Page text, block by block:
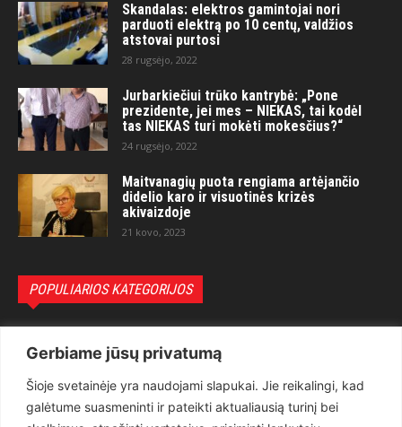
Gerbiame jūsų privatumą
Šioje svetainėje yra naudojami slapukai. Jie reikalingi, kad
galėtume suasmeninti ir pateikti aktualiausią turinį bei
Skandalas: elektros gamintojai nori
parduoti elektrą po 10 centų, valdžios
atstovai purtosi
28 rugsėjo, 2022
Jurbarkiečiui trūko kantrybė: „Pone
prezidente, jei mes – NIEKAS, tai kodėl
tas NIEKAS turi mokėti mokesčius?“
24 rugsėjo, 2022
Maitvanagių puota rengiama artėjančio
didelio karo ir visuotinės krizės
akivaizdoje
21 kovo, 2023
POPULIARIOS KATEGORIJOS
Teisėsauga
1497
Aktualu